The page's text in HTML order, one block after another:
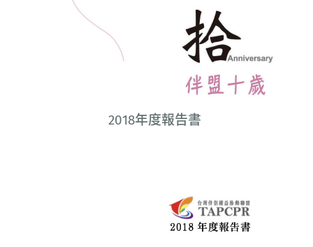
2018年度報告書